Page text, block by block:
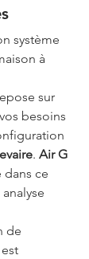
système
à
sur
besoins
. Air G
dans ce
de